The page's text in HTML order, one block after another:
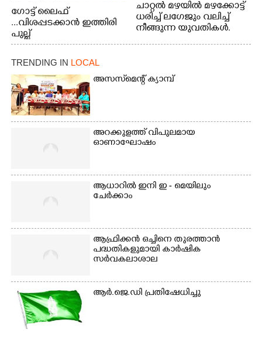
ഗോട്ട് ലൈഫ്
...വിശപ്പടക്കാൻ ഇത്തിരി
പുല്ല്
തിന്നാനെത്തിയതാണ്
ആട്. തെരുവ് നായ്ക്കൾ
കടിച്ച് കീറാൻ വന്നതോടെ
വയറിന്റെ ആന്തൽ മറന്ന്
ജീവന് വേണ്ടിയായി ഓട്ടം.
എറണാകുളം
വാത്തുരുത്തിയിൽ
നിന്നുള്ള കാഴ്ച
ചാറ്റൽ മഴയിൽ മഴക്കോട്ട്
ധരിച്ച് ലഗേജും വലിച്ച്
നീങ്ങുന്ന യുവതികൾ.
TRENDING IN LOCAL
അസസ്‌മെന്റ് ക്യാമ്പ്
അറക്കുളത്ത് വിപുലമായ
ഓണാഘോഷം
ആധാറിൽ ഇനി ഇ - മെയിലും
ചേർക്കാം
ആഫ്രിക്കൻ ഒച്ചിനെ തുരത്താൻ
പദ്ധതികളുമായി കാർഷിക
സർവകലാശാല
ആർ.ജെ.ഡി പ്രതിഷേധിച്ചു